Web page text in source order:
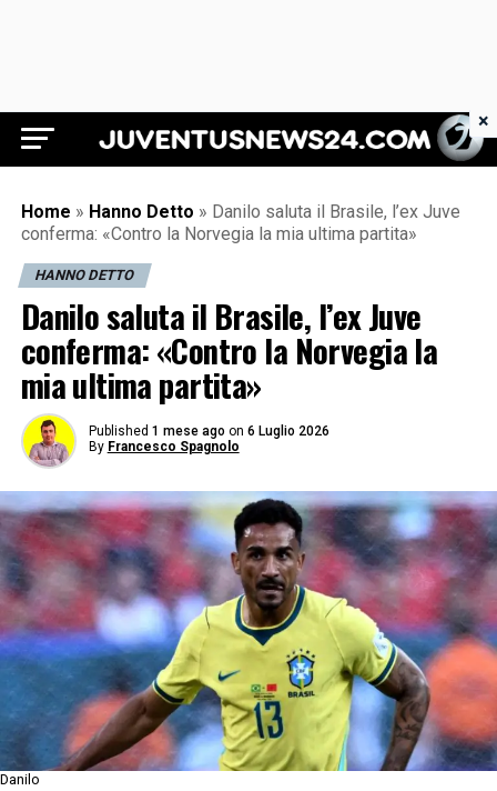
Juventus News 24
Home » Hanno Detto » Danilo saluta il Brasile, l’ex Juve
conferma: «Contro la Norvegia la mia ultima partita»
HANNO DETTO
Danilo saluta il Brasile, l’ex Juve
conferma: «Contro la Norvegia la
mia ultima partita»
Published 1 mese ago on 6 Luglio 2026
By Francesco Spagnolo
Danilo
×